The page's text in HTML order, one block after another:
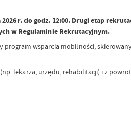
r. do godz. 12:00. Drugi etap
w Regulaminie Rekrutacyjnym.
wsparcia mobilności,
lekarza, urzędu, rehabilitacji) i z